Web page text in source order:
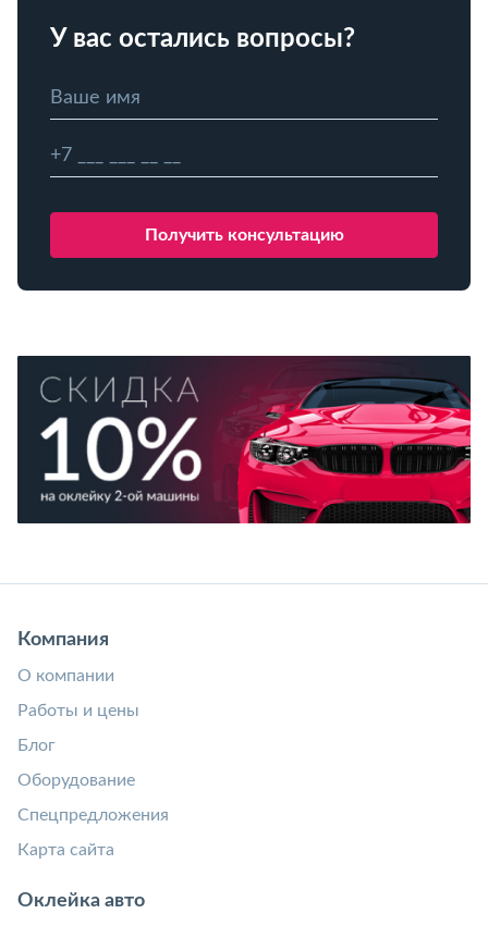
У вас остались вопросы?
Компания
О компании
Работы и цены
Блог
Оборудование
Спецпредложения
Карта сайта
Оклейка авто